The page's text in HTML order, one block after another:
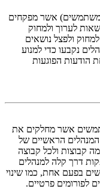
אשר מפקחים
לערוך ולמחוק
ולפצל נושאים
נקבעו כדי למנוע
הפוגעות
אשר מחלקים את
המנהלים הראשיים של
קבוצות ולכל קבוצה
דרך קלה למנהלים
בפעם אחת, כמו שינוי
לפורומים פרטיים.